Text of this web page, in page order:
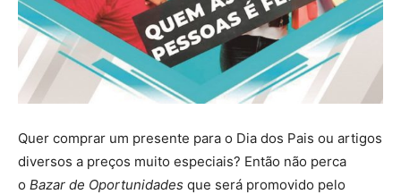
Quer comprar um presente para o Dia dos Pais ou artigos
diversos a preços muito especiais? Então não perca
o Bazar de Oportunidades que será promovido pelo